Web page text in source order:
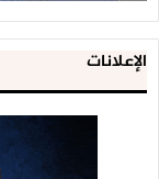
الإعلانات